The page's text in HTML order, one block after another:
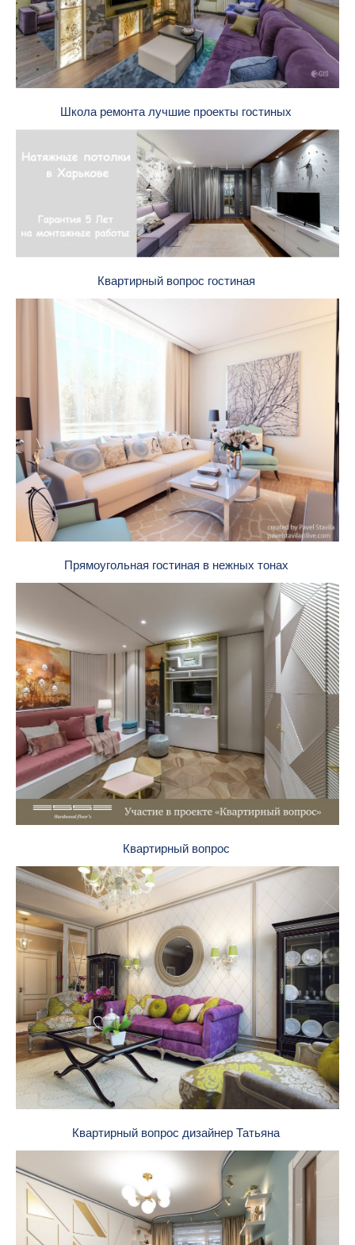
Школа ремонта лучшие проекты гостиных
Квартирный вопрос гостиная
Прямоугольная гостиная в нежных тонах
Квартирный вопрос
Квартирный вопрос дизайнер Татьяна